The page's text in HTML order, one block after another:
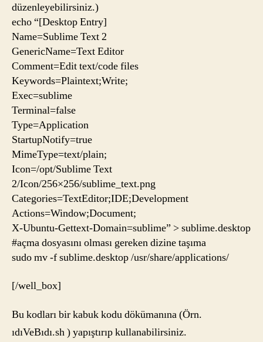
düzenleyebilirsiniz.)
echo “[Desktop Entry]
Name=Sublime Text 2
GenericName=Text Editor
Comment=Edit text/code files
Keywords=Plaintext;Write;
Exec=sublime
Terminal=false
Type=Application
StartupNotify=true
MimeType=text/plain;
Icon=/opt/Sublime Text
2/Icon/256×256/sublime_text.png
Categories=TextEditor;IDE;Development
Actions=Window;Document;
X-Ubuntu-Gettext-Domain=sublime” > sublime.desktop
#açma dosyasını olması gereken dizine taşıma
sudo mv -f sublime.desktop /usr/share/applications/
[/well_box]
Bu kodları bir kabuk kodu dökümanına (Örn.
ıdıVeBıdı.sh ) yapıştırıp kullanabilirsiniz.